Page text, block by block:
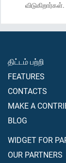
விடுகிறார்கள்.
திட்டம் பற்றி
FEATURES
CONTACTS
MAKE A
BLOG
WIDGET FOR
OUR PARTNERS